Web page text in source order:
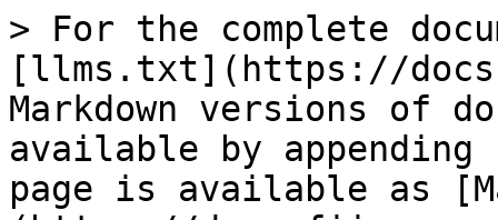
> For the complete
[llms.txt](https://
Markdown versions of
available by
page is available as